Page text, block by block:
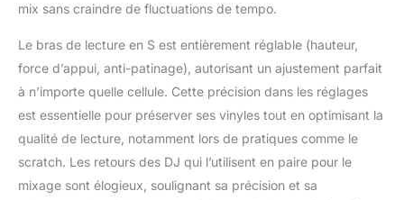
mix sans craindre de fluctuations de tempo.
Le bras de lecture en S est entièrement réglable (hauteur,
force d’appui, anti-patinage), autorisant un ajustement parfait
à n’importe quelle cellule. Cette précision dans les réglages
est essentielle pour préserver ses vinyles tout en optimisant la
qualité de lecture, notamment lors de pratiques comme le
scratch. Les retours des DJ qui l’utilisent en paire pour le
mixage sont élogieux, soulignant sa précision et sa